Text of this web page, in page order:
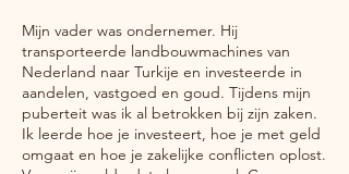
Mijn vader was ondernemer. Hij
transporteerde landbouwmachines van
Nederland naar Turkije en investeerde in
aandelen, vastgoed en goud. Tijdens mijn
puberteit was ik al betrokken bij zijn zaken.
Ik leerde hoe je investeert, hoe je met geld
omgaat en hoe je zakelijke conflicten oplost.